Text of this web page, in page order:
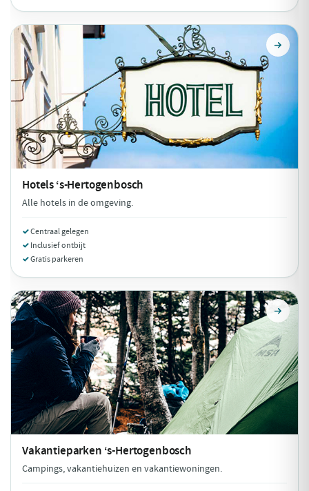
Hotels‘s-Hertogenbosch
Alle hotels in de omgeving.
Centraal gelegen
Inclusief ontbijt
Gratis parkeren
Vakantieparken ‘s-Hertogenbosch
Campings, vakantiehuizen en vakantiewoningen.